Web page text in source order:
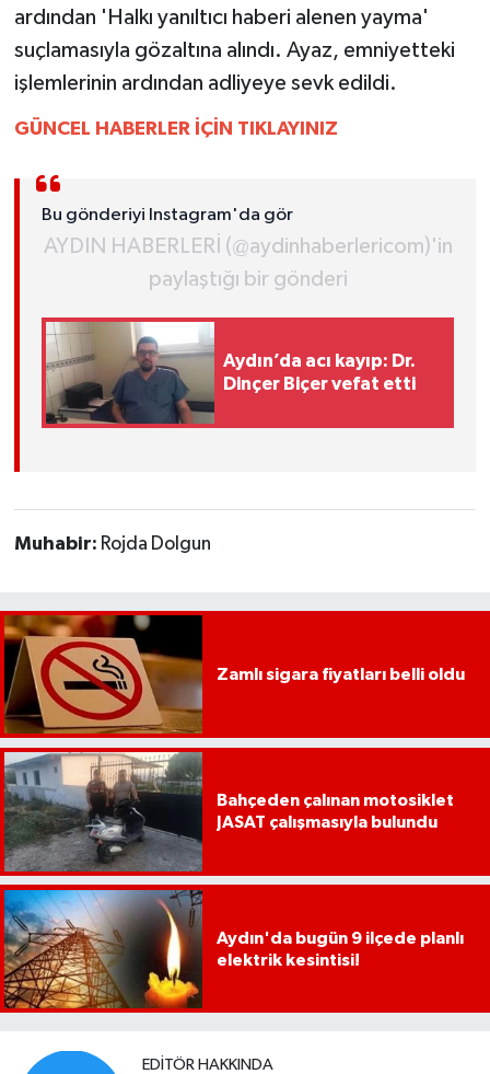
ardından 'Halkı yanıltıcı haberi alenen yayma'
suçlamasıyla gözaltına alındı. Ayaz, emniyetteki
işlemlerinin ardından adliyeye sevk edildi.
GÜNCEL HABERLER İÇİN TIKLAYINIZ
Bu gönderiyi Instagram'da gör
AYDIN HABERLERİ (@aydinhaberlericom)'in
paylaştığı bir gönderi
Aydın’da acı kayıp: Dr.
Dinçer Biçer vefat etti
Muhabir: Rojda Dolgun
Zamlı sigara fiyatları belli oldu
Bahçeden çalınan motosiklet
JASAT çalışmasıyla bulundu
Aydın'da bugün 9 ilçede planlı
elektrik kesintisi!
EDITÖR HAKKINDA
SAĞLIK
SPOR
YAŞAM
YEREL
AYDIN
İZMİR
KÜTAHYA
MANİSA
MUĞLA
UŞAK
YURT